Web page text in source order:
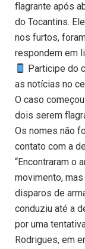
flagrante após
do Tocantins.
nos furtos,
respondem em
Participe do
as notícias no
O caso
dois serem
Os nomes não
contato com a
“Encontraram o
movimento,
disparos de
conduziu até a
por uma
Rodrigues, em